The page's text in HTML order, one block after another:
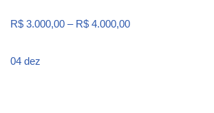
R$ 3.000,00 – R$ 4.000,00
04 dez